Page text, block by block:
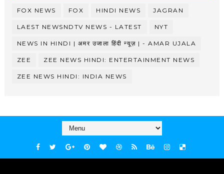
FOX NEWS FOX HINDI NEWS JAGRAN
LAEST NEWSNDTV NEWS - LATEST NYT
NEWS IN HINDI | अमर उजाला हिंदी न्यूज़ | - AMAR UJALA
ZEE ZEE NEWS HINDI: ENTERTAINMENT NEWS
ZEE NEWS HINDI: INDIA NEWS